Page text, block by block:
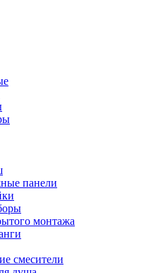
панели
монтажа
смесители